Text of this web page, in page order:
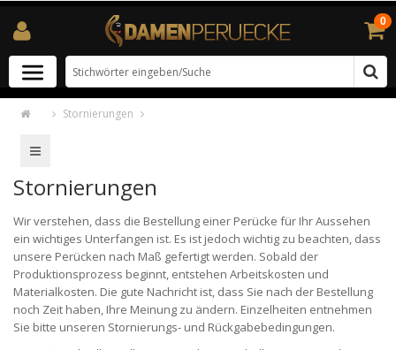
0
Stornierungen
Stornierungen
Wir verstehen, dass die Bestellung einer Perücke für Ihr Aussehen
ein wichtiges Unterfangen ist. Es ist jedoch wichtig zu beachten, dass
unsere Perücken nach Maß gefertigt werden. Sobald der
Produktionsprozess beginnt, entstehen Arbeitskosten und
Materialkosten. Die gute Nachricht ist, dass Sie nach der Bestellung
noch Zeit haben, Ihre Meinung zu ändern. Einzelheiten entnehmen
Sie bitte unseren Stornierungs- und Rückgabebedingungen.